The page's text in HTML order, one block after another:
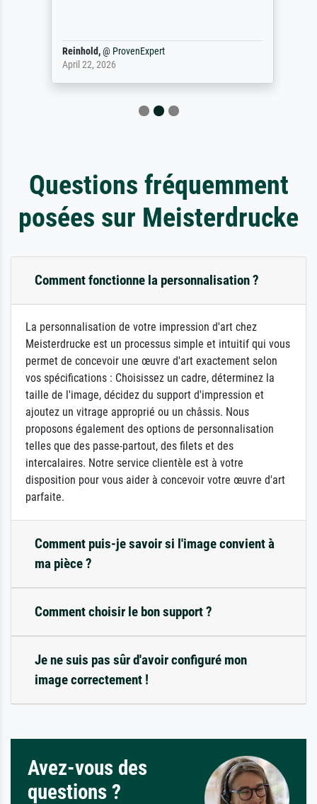
Reinhold,@ProvenExpert
April 22, 2026
Questions fréquemment
posées sur Meisterdrucke
Comment fonctionne la personnalisation ?
La personnalisation de votre impression d'art chez
Meisterdrucke est un processus simple et intuitif qui vous
permet de concevoir une œuvre d'art exactement selon
vos spécifications : Choisissez un cadre, déterminez la
taille de l'image, décidez du support d'impression et
ajoutez un vitrage approprié ou un châssis. Nous
proposons également des options de personnalisation
telles que des passe-partout, des filets et des
intercalaires. Notre service clientèle est à votre
disposition pour vous aider à concevoir votre œuvre d'art
parfaite.
Comment puis-je savoir si l'image convient à
ma pièce ?
Comment choisir le bon support ?
Je ne suis pas sûr d'avoir configuré mon
image correctement !
Avez-vous des
questions ?